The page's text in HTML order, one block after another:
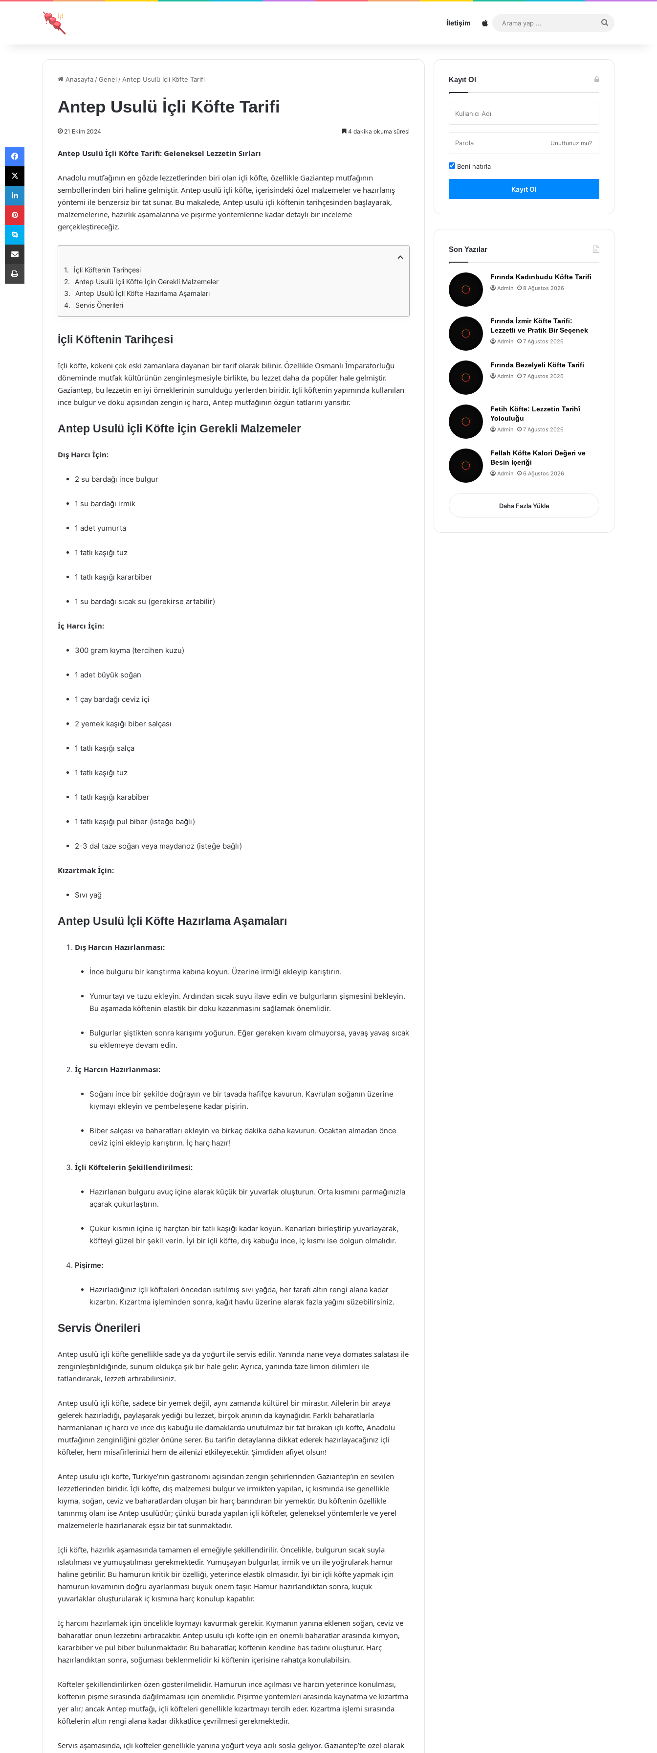
İletişim Sitemap
...
Anasayfa /Genel / Antep Usulü İçli Köfte Tarifi
Antep Usulü İçli Köfte Tarifi
21 Ekim 2024 4 dakika okuma süresi
Antep Usulü İçli Köfte Tarifi: Geleneksel Lezzetin Sırları
Anadolu mutfağının en gözde lezzetlerinden biri olan içli köfte, özellikle Gaziantep mutfağının
sembollerinden biri haline gelmiştir. Antep usulü içli köfte, içerisindeki özel malzemeler ve hazırlanış
yöntemi ile benzersiz bir tat sunar. Bu makalede, Antep usulü içli köftenin tarihçesinden başlayarak,
malzemelerine, hazırlık aşamalarına ve pişirme yöntemlerine kadar detaylı bir inceleme
gerçekleştireceğiz.
İçli Köftenin Tarihçesi
Antep Usulü İçli Köfte İçin Gerekli Malzemeler
Antep Usulü İçli Köfte Hazırlama Aşamaları
Servis Önerileri
İçli Köftenin Tarihçesi
İçli köfte, kökeni çok eski zamanlara dayanan bir tarif olarak bilinir. Özellikle Osmanlı İmparatorluğu
döneminde mutfak kültürünün zenginleşmesiyle birlikte, bu lezzet daha da popüler hale gelmiştir.
Gaziantep, bu lezzetin en iyi örneklerinin sunulduğu yerlerden biridir. İçli köftenin yapımında kullanılan
ince bulgur ve doku açısından zengin iç harcı, Antep mutfağının özgün tatlarını yansıtır.
Antep Usulü İçli Köfte İçin Gerekli Malzemeler
Dış Harcı İçin:
2 su bardağı ince bulgur
1 su bardağı irmik
1 adet yumurta
1 tatlı kaşığı tuz
1 tatlı kaşığı kararbiber
1 su bardağı sıcak su (gerekirse artabilir)
İç Harcı İçin:
300 gram kıyma (tercihen kuzu)
1 adet büyük soğan
1 çay bardağı ceviz içi
2 yemek kaşığı biber salçası
1 tatlı kaşığı salça
1 tatlı kaşığı tuz
1 tatlı kaşığı karabiber
1 tatlı kaşığı pul biber (isteğe bağlı)
2-3 dal taze soğan veya maydanoz (isteğe bağlı)
Kızartmak İçin:
Sıvı yağ
Antep Usulü İçli Köfte Hazırlama Aşamaları
Dış Harcın Hazırlanması:
İnce bulguru bir karıştırma kabına koyun. Üzerine irmiği ekleyip karıştırın.
Yumurtayı ve tuzu ekleyin. Ardından sıcak suyu ilave edin ve bulgurların şişmesini bekleyin.
Bu aşamada köftenin elastik bir doku kazanmasını sağlamak önemlidir.
Bulgurlar şiştikten sonra karışımı yoğurun. Eğer gereken kıvam olmuyorsa, yavaş yavaş sıcak
su eklemeye devam edin.
İç Harcın Hazırlanması:
Soğanı ince bir şekilde doğrayın ve bir tavada hafifçe kavurun. Kavrulan soğanın üzerine
kıymayı ekleyin ve pembeleşene kadar pişirin.
Biber salçası ve baharatları ekleyin ve birkaç dakika daha kavurun. Ocaktan almadan önce
ceviz içini ekleyip karıştırın. İç harç hazır!
İçli Köftelerin Şekillendirilmesi:
Hazırlanan bulguru avuç içine alarak küçük bir yuvarlak oluşturun. Orta kısmını parmağınızla
açarak çukurlaştırın.
Çukur kısmın içine iç harçtan bir tatlı kaşığı kadar koyun. Kenarları birleştirip yuvarlayarak,
köfteyi güzel bir şekil verin. İyi bir içli köfte, dış kabuğu ince, iç kısmı ise dolgun olmalıdır.
Pişirme:
Hazırladığınız içli köfteleri önceden ısıtılmış sıvı yağda, her tarafı altın rengi alana kadar
kızartın. Kızartma işleminden sonra, kağıt havlu üzerine alarak fazla yağını süzebilirsiniz.
Servis Önerileri
Antep usulü içli köfte genellikle sade ya da yoğurt ile servis edilir. Yanında nane veya domates salatası ile
zenginleştirildiğinde, sunum oldukça şık bir hale gelir. Ayrıca, yanında taze limon dilimleri ile
tatlandırarak, lezzeti artırabilirsiniz.
Antep usulü içli köfte, sadece bir yemek değil, aynı zamanda kültürel bir mirastır. Ailelerin bir araya
gelerek hazırladığı, paylaşarak yediği bu lezzet, birçok anının da kaynağıdır. Farklı baharatlarla
harmanlanan iç harcı ve ince dış kabuğu ile damaklarda unutulmaz bir tat bırakan içli köfte, Anadolu
mutfağının zenginliğini gözler önüne serer. Bu tarifin detaylarına dikkat ederek hazırlayacağınız içli
köfteler, hem misafirlerinizi hem de ailenizi etkileyecektir. Şimdiden afiyet olsun!
Antep usulü içli köfte, Türkiye’nin gastronomi açısından zengin şehirlerinden Gaziantep’in en sevilen
lezzetlerinden biridir. İçli köfte, dış malzemesi bulgur ve irmikten yapılan, iç kısmında ise genellikle
kıyma, soğan, ceviz ve baharatlardan oluşan bir harç barındıran bir yemektir. Bu köftenin özellikle
tanınmış olanı ise Antep usulüdür; çünkü burada yapılan içli köfteler, geleneksel yöntemlerle ve yerel
malzemelerle hazırlanarak eşsiz bir tat sunmaktadır.
İçli köfte, hazırlık aşamasında tamamen el emeğiyle şekillendirilir. Öncelikle, bulgurun sıcak suyla
ıslatılması ve yumuşatılması gerekmektedir. Yumuşayan bulgurlar, irmik ve un ile yoğrularak hamur
haline getirilir. Bu hamurun kritik bir özelliği, yeterince elastik olmasıdır. İyi bir içli köfte yapmak için
hamurun kıvamının doğru ayarlanması büyük önem taşır. Hamur hazırlandıktan sonra, küçük
yuvarlaklar oluşturularak iç kısmına harç konulup kapatılır.
İç harcını hazırlamak için öncelikle kıymayı kavurmak gerekir. Kıymanın yanına eklenen soğan, ceviz ve
baharatlar onun lezzetini artıracaktır. Antep usulü içli köfte için en önemli baharatlar arasında kimyon,
kararbiber ve pul biber bulunmaktadır. Bu baharatlar, köftenin kendine has tadını oluşturur. Harç
hazırlandıktan sonra, soğuması beklenmelidir ki köftenin içerisine rahatça konulabilsin.
Köfteler şekillendirilirken özen gösterilmelidir. Hamurun ince açılması ve harcın yeterince konulması,
köftenin pişme sırasında dağılmaması için önemlidir. Pişirme yöntemleri arasında kaynatma ve kızartma
yer alır; ancak Antep mutfağı, içli köfteleri genellikle kızartmayı tercih eder. Kızartma işlemi sırasında
köftelerin altın rengi alana kadar dikkatlice çevrilmesi gerekmektedir.
Servis aşamasında, içli köfteler genellikle yanına yoğurt veya acılı sosla geliyor. Gaziantep’te özel olarak
Kayıt Ol
Unuttunuz mu?
Beni hatırla
Kayıt Ol
Son Yazılar
Fırında Kadınbudu Köfte Tarifi
Admin 8 Ağustos 2026
Fırında İzmir Köfte Tarifi:
Lezzetli ve Pratik Bir Seçenek
Admin 7 Ağustos 2026
Fırında Bezelyeli Köfte Tarifi
Admin 7 Ağustos 2026
Fetih Köfte: Lezzetin Tarihî
Yolculuğu
Admin 7 Ağustos 2026
Fellah Köfte Kalori Değeri ve
Besin İçeriği
Admin 6 Ağustos 2026
Daha Fazla Yükle
Facebook
X
LinkedIn
Pinterest
Skype
E-Posta ile paylaş